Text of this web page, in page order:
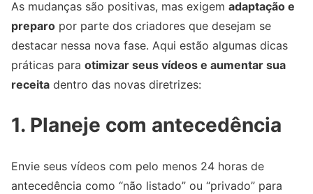
As mudanças são positivas, mas exigem adaptação e
preparo por parte dos criadores que desejam se
destacar nessa nova fase. Aqui estão algumas dicas
práticas para otimizar seus vídeos e aumentar sua
receita dentro das novas diretrizes:
1. Planeje com antecedência
Envie seus vídeos com pelo menos 24 horas de
antecedência como “não listado” ou “privado” para